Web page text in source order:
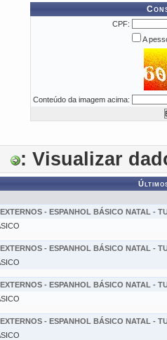
CPF:
A
Conteúdo da imagem acima:
: Visualizar
- ESPANHOL BÁSICO NATAL -
- ESPANHOL BÁSICO NATAL -
- ESPANHOL BÁSICO NATAL -
- ESPANHOL BÁSICO NATAL -